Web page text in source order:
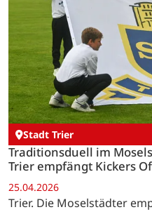
Stadt Trier
Traditionsduell im
Trier empfängt Kickers
25.04.2026
Trier. Die Moselstädter